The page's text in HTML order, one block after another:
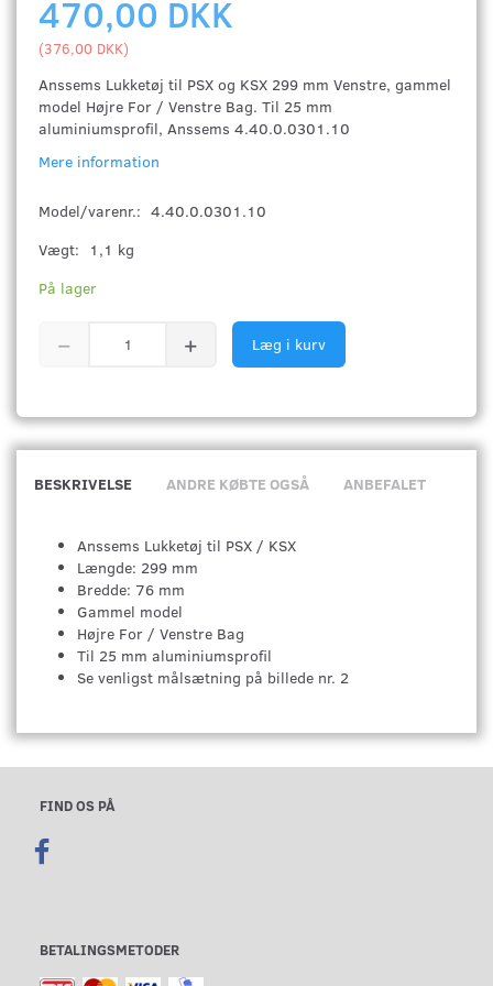
470,00 DKK
(376,00 DKK)
Anssems Lukketøj til PSX og KSX 299 mm Venstre, gammel
model Højre For / Venstre Bag. Til 25 mm
aluminiumsprofil, Anssems 4.40.0.0301.10
Mere information
Model/varenr.: 4.40.0.0301.10
Vægt:
1,1 kg
På lager
Læg i kurv
BESKRIVELSE ANDRE KØBTE OGSÅ ANBEFALET
Anssems Lukketøj til PSX / KSX
Længde: 299 mm
Bredde: 76 mm
Gammel model
Højre For / Venstre Bag
Til 25 mm aluminiumsprofil
Se venligst målsætning på billede nr. 2
FIND OS PÅ
BETALINGSMETODER